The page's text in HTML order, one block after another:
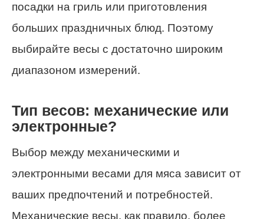
посадки на гриль или приготовления
больших праздничных блюд. Поэтому
выбирайте весы с достаточно широким
диапазоном измерений.
Тип весов: механические или
электронные?
Выбор между механическими и
электронными весами для мяса зависит от
ваших предпочтений и потребностей.
Механические весы, как правило, более